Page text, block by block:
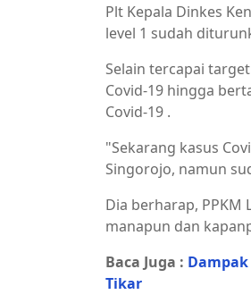
Plt Kepala Dinkes
level 1 sudah
Selain tercapai
Covid-19 hingga
Covid-19 .
"Sekarang kasus
Singorojo, namun
Dia berharap,
manapun dan
Baca Juga :
Tikar